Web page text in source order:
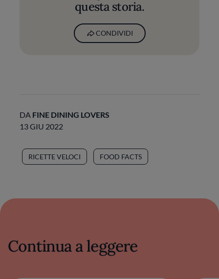
questa storia.
CONDIVIDI
DA FINE DINING LOVERS
13 GIU 2022
RICETTE VELOCI FOOD FACTS
Continua a leggere